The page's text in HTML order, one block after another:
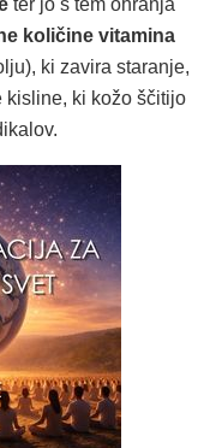
ter jo s tem ohranja
količine vitamina
ki zavira staranje,
kisline, ki kožo ščitijo